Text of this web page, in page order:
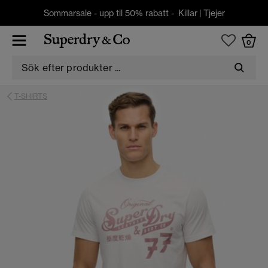
Sommarsale - upp til 50% rabatt - Killar| Tjejer
0
T-SHIRTS